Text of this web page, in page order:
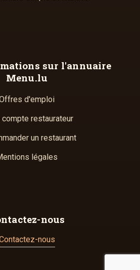
sur l'annuaire
Menu.lu
d'emploi
compte restaurateur
un restaurant
légales
nous
nous